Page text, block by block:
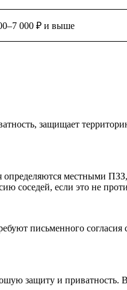
000 ₽ и выше
защищает
местными
соседей, если это не
письменного
защиту и приватность.